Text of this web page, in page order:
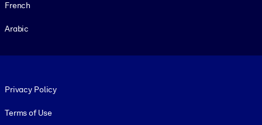
French
Arabic
Privacy Policy
Terms of Use